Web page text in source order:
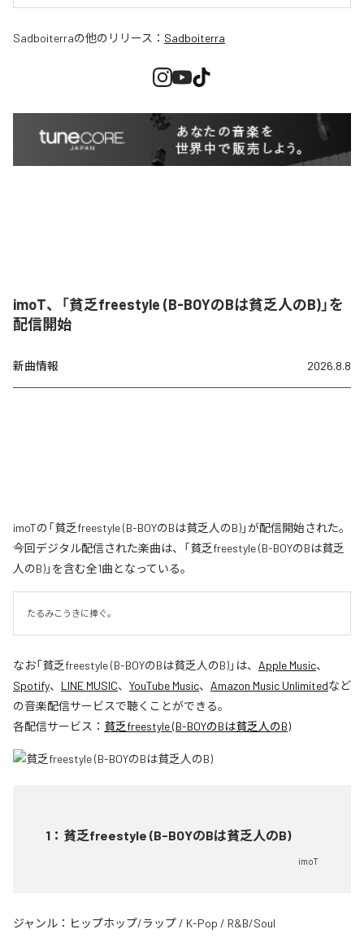
Sadboiterraの他のリリース： Sadboiterra
imoT、「貧乏freestyle (B-BOYのBは貧乏人のB)」を
配信開始
新曲情報 2026.8.8
imoTの「貧乏freestyle (B-BOYのBは貧乏人のB)」が配信開始された。
今回デジタル配信された楽曲は、「貧乏freestyle (B-BOYのBは貧乏
人のB)」を含む全1曲となっている。
たるみこうきに捧ぐ。
なお「貧乏freestyle (B-BOYのBは貧乏人のB)」は、 Apple Music、
Spotify、 LINE MUSIC、 YouTube Music、 Amazon Music Unlimitedなど
の音楽配信サービスで聴くことができる。
各配信サービス： 貧乏freestyle (B-BOYのBは貧乏人のB)
1 ： 貧乏freestyle (B-BOYのBは貧乏人のB)
imoT
ジャンル： ヒップホップ/ラップ / K-Pop / R&B/Soul